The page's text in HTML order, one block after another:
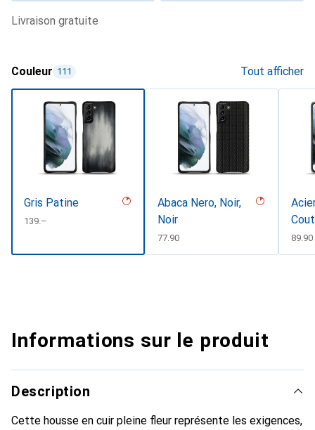
livraison gratuite
Couleur 111 Tout afficher
Gris Patine
CHF
139.–
Abaca Nero, Noir,
Noir
CHF
77.90 CHF
89.90
Informations sur le produit
Description
Cette housse en cuir pleine fleur représente les exigences,